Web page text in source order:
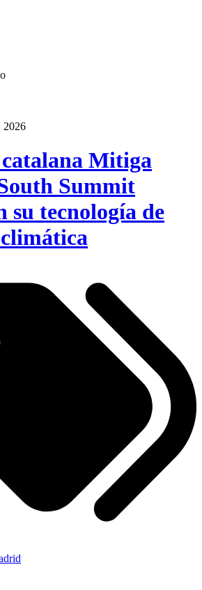
2026
Mitiga
Summit
su tecnología de